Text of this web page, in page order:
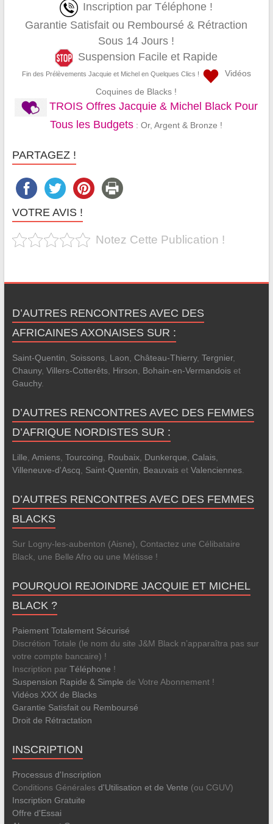
Inscription par Téléphone !
Garantie Satisfait ou Remboursé & Rétraction
Sous 14 Jours !
Suspension Facile et Rapide
Fin des Prélèvements Jacquie et Michel en Quelques Clics !
Vidéos
Coquines de Blacks !
TROIS Offres Jacquie & Michel Black Pour
Tous les Budgets : Or, Argent & Bronze !
PARTAGEZ !
VOTRE AVIS !
Notez Cette Publication !
D’AUTRES RENCONTRES AVEC DES
AFRICAINES AXONAISES SUR :
Saint-Quentin, Soissons, Laon, Château-Thierry, Tergnier,
Chauny, Villers-Cotterêts, Hirson, Bohain-en-Vermandoiset
Gauchy.
D’AUTRES RENCONTRES AVEC DES FEMMES
D’AFRIQUE NORDISTES SUR :
Lille, Amiens, Tourcoing, Roubaix, Dunkerque, Calais,
Villeneuve-d'Ascq, Saint-Quentin, Beauvaiset Valenciennes.
D’AUTRES RENCONTRES AVEC DES FEMMES
BLACKS
Sur Logny-les-aubenton (Aisne), Contactez une Célibataire
Black, une Belle Afro ou une Métisse !
POURQUOI REJOINDRE JACQUIE ET MICHEL
BLACK ?
Paiement Totalement Sécurisé
Discrétion Totale (le nom du site J&M Black n’apparaîtra pas sur
votre compte bancaire) !
Inscription par Téléphone !
Suspension Rapide & Simple de Votre Abonnement !
Vidéos XXX de Blacks
Garantie Satisfait ou Remboursé
Droit de Rétractation
INSCRIPTION
Processus d'Inscription
Conditions Générales d'Utilisation et de Vente (ou CGUV)
Inscription Gratuite
Offre d'Essai